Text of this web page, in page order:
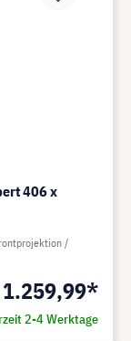
406 x
2-4 Werktage